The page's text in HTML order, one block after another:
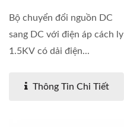
Bộ chuyển đổi nguồn DC
sang DC với điện áp cách ly
1.5KV có dải điện...
Thông Tin Chi Tiết